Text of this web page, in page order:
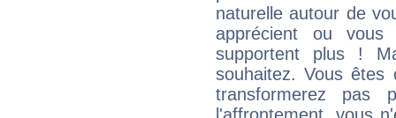
naturelle autour de
apprécient ou
supportent plus !
souhaitez. Vous
transformerez pas